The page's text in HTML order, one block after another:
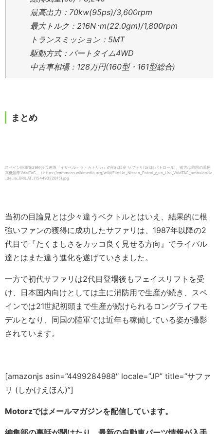
最高出力：70kw(95ps)/3,600rpm
最大トルク：216N･m(22.0gm)/1,800rpm
トランスミッション：5MT
駆動方式：パートタイム4WD
中古車相場：128万円(160型・161型総合)
まとめ
スペイン陸軍第29軽歩兵連隊『イザベル・ラ・カトリカ』の初代日産 サファリ(3代目パトロール)。後方は同国の汎用
高機動車VAMTAC。 / https://commons.wikimedia.org/wiki/File:Un_Nissan_Patrol_y_un_Uro_VAMTAC_ambulancia
_de_la_BRILAT_(15449322615).jpg
当初の目論見とは少々違うベクトルとはいえ、結果的に根
強いファンの獲得に成功したサファリは、1987年以降の2
代目で『たくましさをカッコ良く見せる方向』でライバル
達とはまた違う進化を遂げていきました。
一方で初代サファリは2代目登場後もフェイスリフトを受
け、日本国内向けとしては主に消防用で生産が続き、スペ
インでは21世紀初頭まで生産が続けられるロングライフモ
デルとなり、同国の陸軍では近年も稼働している姿が撮影
されています。
[amazonjs asin=”4499284988″ locale=”JP” title=”サファ
リ (しかけえほん)”]
Motorzではメールマガジンを配信しています。